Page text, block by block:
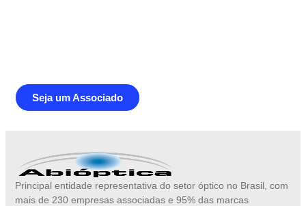
Seja um Associado
Principal entidade representativa do setor óptico no Brasil, com
mais de 230 empresas associadas e 95% das marcas